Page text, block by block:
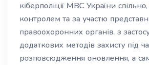
кіберполіції МВС України
контролем та за участю
правоохоронних органів, з
додаткових методів захисту під
розповсюдження оновлення, а